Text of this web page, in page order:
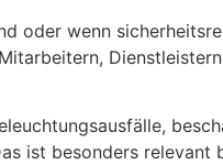
oder wenn
ist besonders relevant